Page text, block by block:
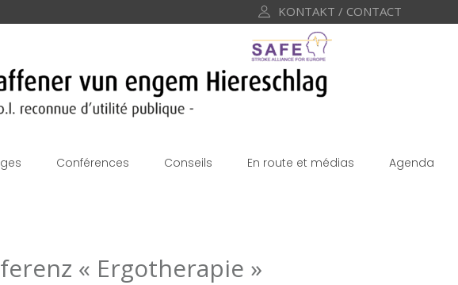
KONTAKT / CONTACT
Conférences Conseils En route et médias Agenda
« Ergotherapie »